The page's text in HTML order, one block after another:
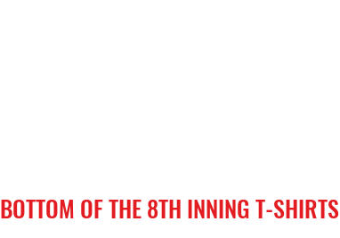
BOTTOM OF THE 8TH INNING T-SHIRTS